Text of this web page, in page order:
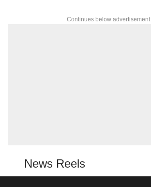
Continues below advertisement
News Reels